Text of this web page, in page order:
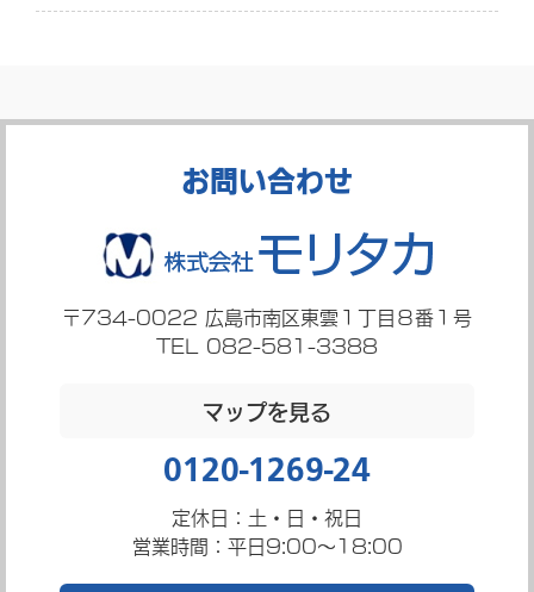
お問い合わせ
〒734-0022 広島市南区東雲１丁目８番１号
TEL 082-581-3388
マップを見る
0120-1269-24
定休日：土・日・祝日
営業時間：平日9:00～18:00